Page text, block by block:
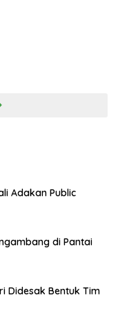
Adakan Public
di Pantai
Didesak Bentuk Tim